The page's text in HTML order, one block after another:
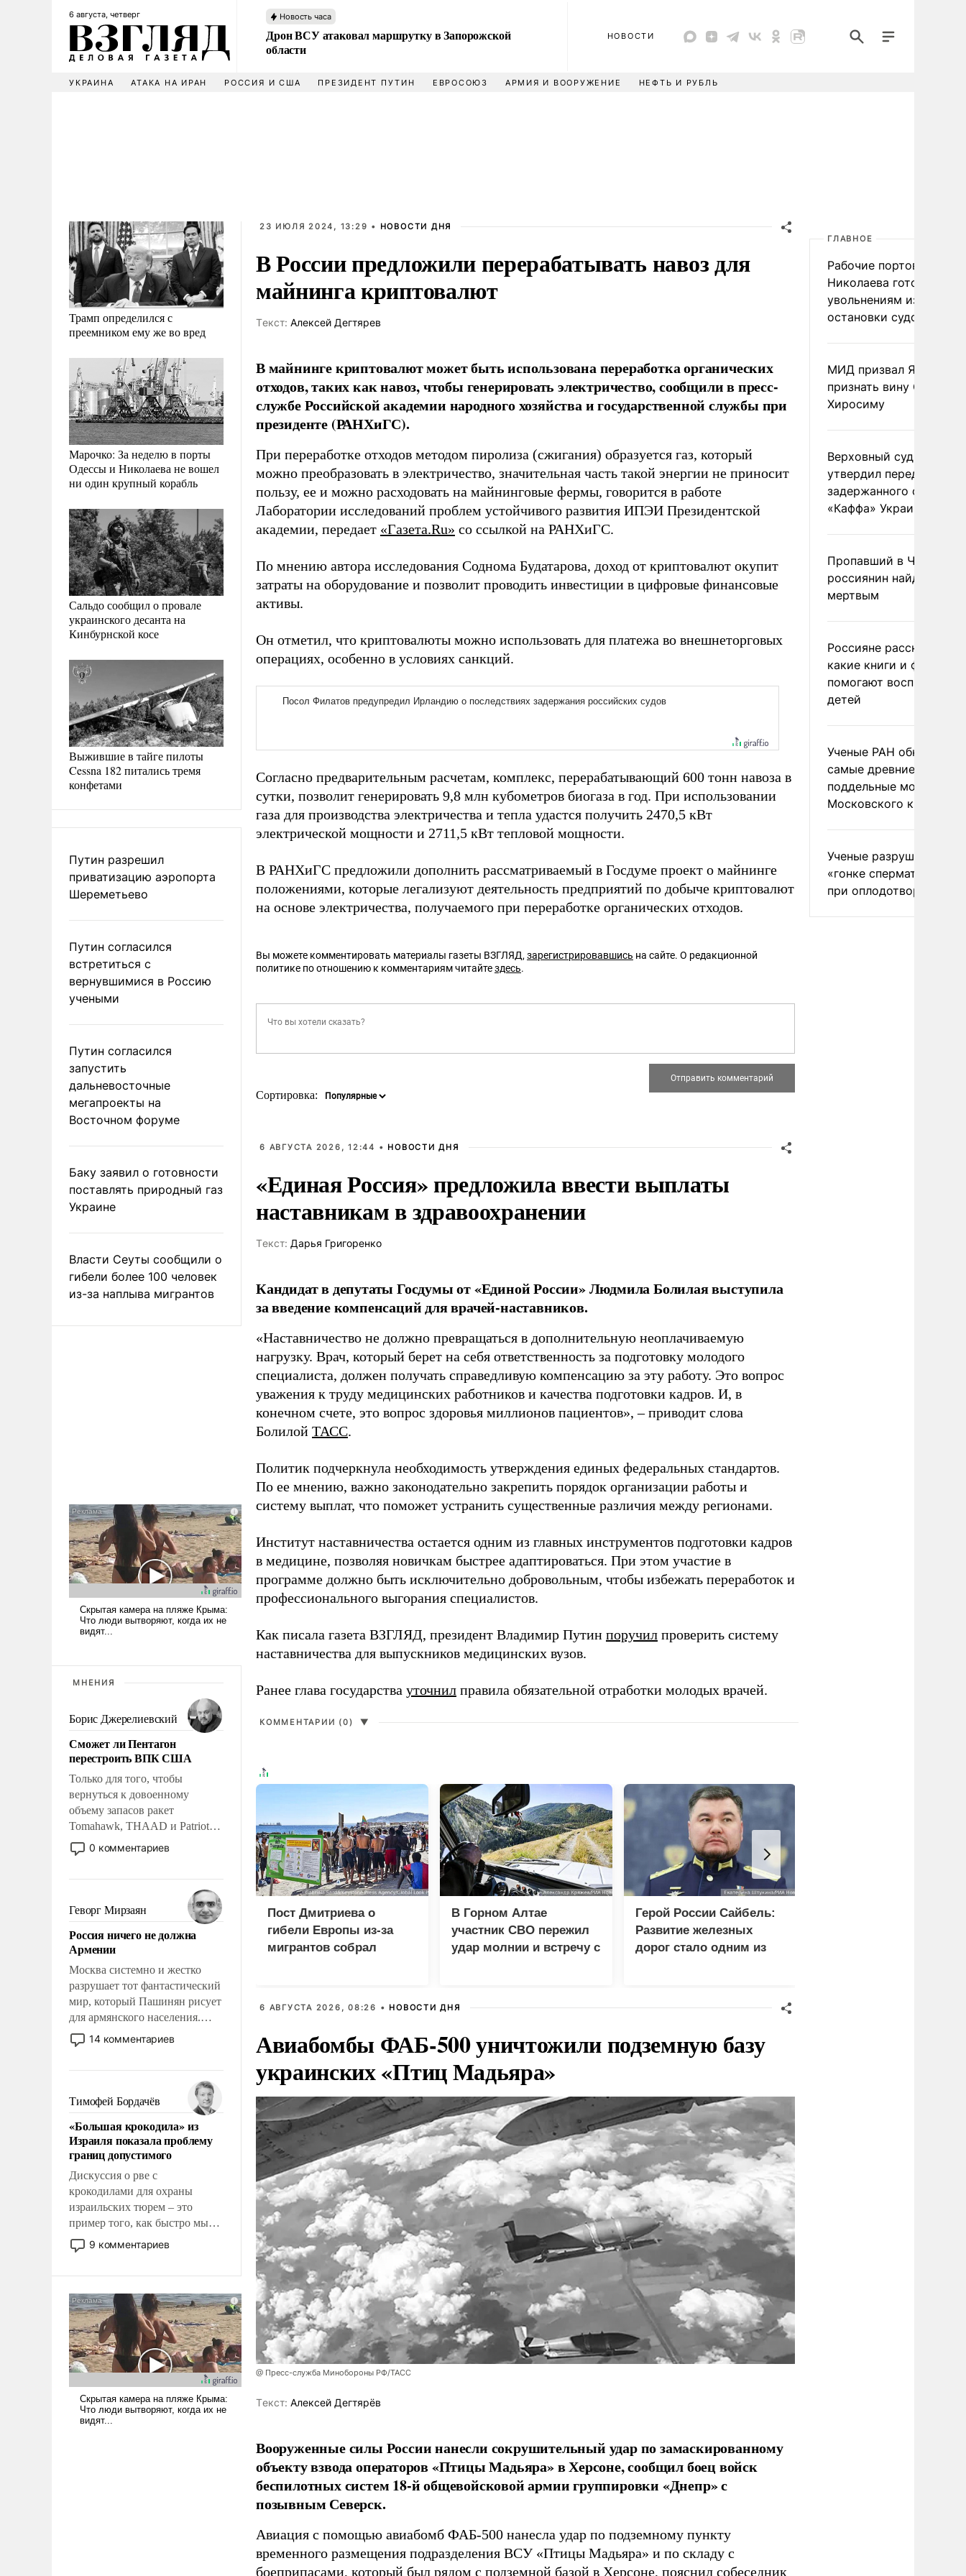
6 августа, четверг Новость часа
Дрон ВСУ атаковал маршрутку в Запорожской
области
НОВОСТИ
УКРАИНА АТАКА НА ИРАН РОССИЯ И США ПРЕЗИДЕНТ ПУТИН ЕВРОСОЮЗ АРМИЯ И ВООРУЖЕНИЕ НЕФТЬ И РУБЛЬ
Трамп определился с
преемником ему же во вред
Марочко: За неделю в порты
Одессы и Николаева не вошел
ни один крупный корабль
Сальдо сообщил о провале
украинского десанта на
Кинбурнской косе
Выжившие в тайге пилоты
Cessna 182 питались тремя
конфетами
Путин разрешил
приватизацию аэропорта
Шереметьево
Путин согласился
встретиться с
вернувшимися в Россию
учеными
Путин согласился
запустить
дальневосточные
мегапроекты на
Восточном форуме
Баку заявил о готовности
поставлять природный газ
Украине
Власти Сеуты сообщили о
гибели более 100 человек
из-за наплыва мигрантов
МНЕНИЯ
Борис Джерелиевский
Сможет ли Пентагон
перестроить ВПК США
Только для того, чтобы
вернуться к довоенному
объему запасов ракет
Tomahawk, THAAD и Patriot
США потребуется более трех
лет. Даже небольшая война с
Сложившаяся ситуация
означает многолетний период
уязвимости США, например,
перед Китаем.
0 комментариев
Геворг Мирзаян
Россия ничего не должна
Армении
Москва системно и жестко
разрушает тот фантастический
мир, который Пашинян рисует
для армянского населения.
Мир, где этому населению все
должны просто по
политические прожекты будут
беспрекословно оплачиваться
за счет российских
налогоплательщиков и где за
свои поступки не нужно
отвечать.
14 комментариев
Тимофей Бордачёв
«Большая крокодила» из
Израиля показала проблему
границ допустимого
Дискуссия о рве с
крокодилами для охраны
израильских тюрем – это
пример того, как быстро мы
двигаемся по пути
революционных изменений.
псевдонаучной фантастики,
стало всерьез обсуждаемой
идеей.
9 комментариев
23 ИЮЛЯ 2024, 13:29 • НОВОСТИ ДНЯ
В России предложили перерабатывать навоз для
майнинга криптовалют
Tекст: Алексей Дегтярев
В майнинге криптовалют может быть использована переработка органических
отходов, таких как навоз, чтобы генерировать электричество, сообщили в пресс-
службе Российской академии народного хозяйства и государственной службы при
президенте (РАНХиГС).
При переработке отходов методом пиролиза (сжигания) образуется газ, который
можно преобразовать в электричество, значительная часть такой энергии не приносит
пользу, ее и можно расходовать на майнинговые фермы, говорится в работе
Лаборатории исследований проблем устойчивого развития ИПЭИ Президентской
академии, передает «Газета.Ru» со ссылкой на РАНХиГС.
По мнению автора исследования Соднома Будатарова, доход от криптовалют окупит
затраты на оборудование и позволит проводить инвестиции в цифровые финансовые
активы.
Он отметил, что криптовалюты можно использовать для платежа во внешнеторговых
операциях, особенно в условиях санкций.
Согласно предварительным расчетам, комплекс, перерабатывающий 600 тонн навоза в
сутки, позволит генерировать 9,8 млн кубометров биогаза в год. При использовании
газа для производства электричества и тепла удастся получить 2470,5 кВт
электрической мощности и 2711,5 кВт тепловой мощности.
В РАНХиГС предложили дополнить рассматриваемый в Госдуме проект о майнинге
положениями, которые легализуют деятельность предприятий по добыче криптовалют
на основе электричества, получаемого при переработке органических отходов.
Вы можете комментировать материалы газеты ВЗГЛЯД, зарегистрировавшись на сайте. О редакционной
политике по отношению к комментариям читайтездесь.
Сортировка:
6 АВГУСТА 2026, 12:44 • НОВОСТИ ДНЯ
«Единая Россия» предложила ввести выплаты
наставникам в здравоохранении
Tекст: Дарья Григоренко
Кандидат в депутаты Госдумы от «Единой России» Людмила Болилая выступила
за введение компенсаций для врачей-наставников.
«Наставничество не должно превращаться в дополнительную неоплачиваемую
нагрузку. Врач, который берет на себя ответственность за подготовку молодого
специалиста, должен получать справедливую компенсацию за эту работу. Это вопрос
уважения к труду медицинских работников и качества подготовки кадров. И, в
конечном счете, это вопрос здоровья миллионов пациентов», – приводит слова
Болилой ТАСС.
Политик подчеркнула необходимость утверждения единых федеральных стандартов.
По ее мнению, важно законодательно закрепить порядок организации работы и
систему выплат, что поможет устранить существенные различия между регионами.
Институт наставничества остается одним из главных инструментов подготовки кадров
в медицине, позволяя новичкам быстрее адаптироваться. При этом участие в
программе должно быть исключительно добровольным, чтобы избежать переработок и
профессионального выгорания специалистов.
Как писала газета ВЗГЛЯД, президент Владимир Путин поручил проверить систему
наставничества для выпускников медицинских вузов.
Ранее глава государства уточнил правила обязательной отработки молодых врачей.
КОММЕНТАРИИ (0) ▼
Пост Дмитриева о
гибели Европы из-за
мигрантов собрал
В Горном Алтае
участник СВО пережил
удар молнии и встречу с
Герой России Сайбель:
Развитие железных
дорог стало одним из
6 АВГУСТА 2026, 08:26 • НОВОСТИ ДНЯ
Авиабомбы ФАБ-500 уничтожили подземную базу
украинских «Птиц Мадьяра»
@ Пресс-служба Минобороны РФ/ТАСС
Tекст: Алексей Дегтярёв
Вооруженные силы России нанесли сокрушительный удар по замаскированному
объекту взвода операторов «Птицы Мадьяра» в Херсоне, сообщил боец войск
беспилотных систем 18-й общевойсковой армии группировки «Днепр» с
позывным Северск.
Авиация с помощью авиабомб ФАБ-500 нанесла удар по подземному пункту
временного размещения подразделения ВСУ «Птицы Мадьяра» и по складу с
боеприпасами, который был рядом с подземной базой в Херсоне, пояснил собеседник
ГЛАВНОЕ
Рабочие портов
Николаева готовятся к
увольнениям из-за
остановки судоходства
МИД призвал Японию
признать вину США за
Хиросиму
Верховный суд Швеции
утвердил передачу
задержанного
«Каффа» Украине
Пропавший в
россиянин найден
мертвым
Россияне рассказали,
какие книги и фильмы
помогают воспитывать
детей
Ученые РАН
самые древние
поддельные монеты
Московского
Ученые разрушили миф
«гонке
при оплодотворении